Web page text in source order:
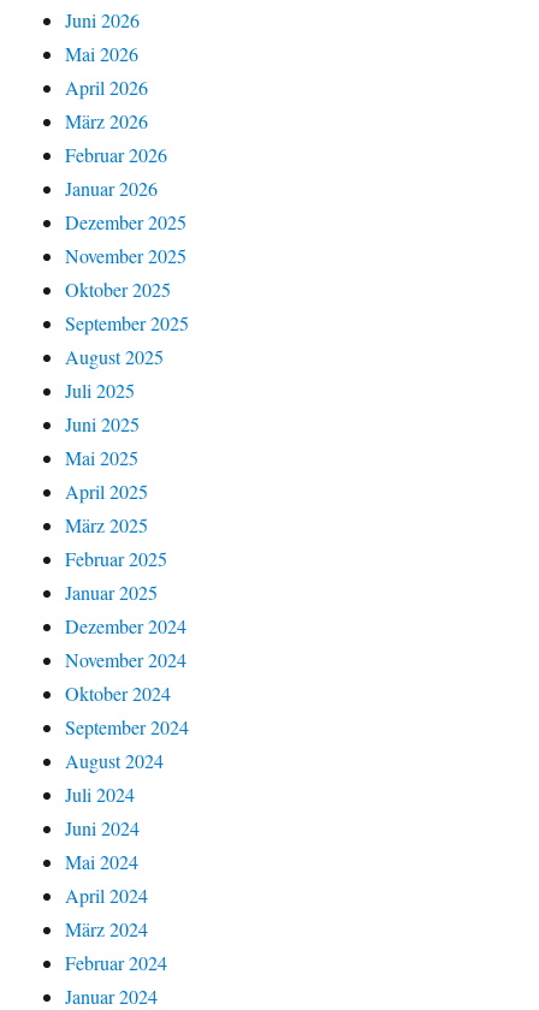
Juni 2026
Mai 2026
April 2026
März 2026
Februar 2026
Januar 2026
Dezember 2025
November 2025
Oktober 2025
September 2025
August 2025
Juli 2025
Juni 2025
Mai 2025
April 2025
März 2025
Februar 2025
Januar 2025
Dezember 2024
November 2024
Oktober 2024
September 2024
August 2024
Juli 2024
Juni 2024
Mai 2024
April 2024
März 2024
Februar 2024
Januar 2024